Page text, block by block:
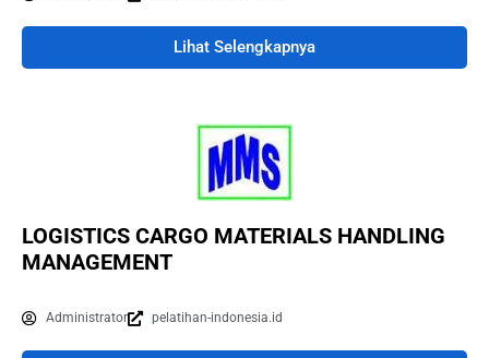
Lihat Selengkapnya
LOGISTICS CARGO MATERIALS HANDLING
MANAGEMENT
Administrator pelatihan-indonesia.id